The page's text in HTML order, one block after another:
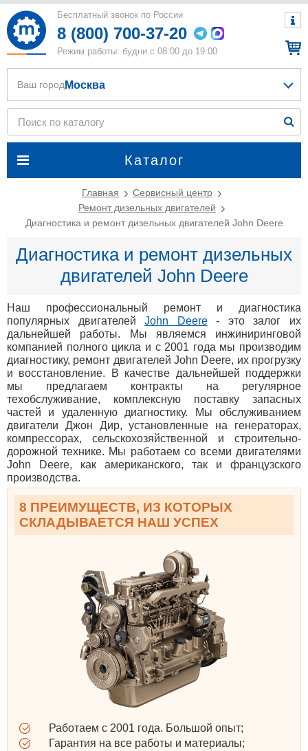
Бесплатный звонок по России
8 (800) 700-37-20
Режим работы: будни с 08:00 до 19:00
Каталог
Ваш город Москва
Главная
Сервисный центр
Ремонт дизельных двигателей
Диагностика и ремонт дизельных двигателей John Deere
Диагностика и ремонт дизельных
двигателей John Deere
Наш профессиональный ремонт и диагностика
популярных двигателейJohn Deere- это залог их
дальнейшей работы. Мы являемся инжиниринговой
компанией полного цикла и с 2001 года мы производим
диагностику, ремонт двигателей John Deere, их прогрузку
и восстановление. В качестве дальнейшей поддержки
мы предлагаем контракты на регулярное
техобслуживание, комплексную поставку запасных
частей и удаленную диагностику. Мы обслуживанием
двигатели Джон Дир, установленные на генераторах,
компрессорах, сельскохозяйственной и строительно-
дорожной технике. Мы работаем со всеми двигателями
John Deere, как американского, так и французского
производства.
8 ПРЕИМУЩЕСТВ, ИЗ КОТОРЫХ
СКЛАДЫВАЕТСЯ НАШ УСПЕХ
Работаем с 2001 года. Большой опыт;
Гарантия на все работы и материалы;